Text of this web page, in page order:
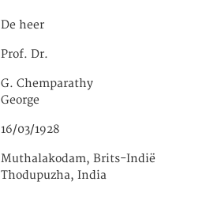
De heer
Prof. Dr.
G. Chemparathy
George
16/03/1928
Muthalakodam, Brits-Indië
Thodupuzha, India